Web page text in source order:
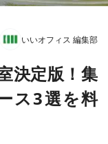
いいオフィス 編集部
決定版！集
ス3選を料